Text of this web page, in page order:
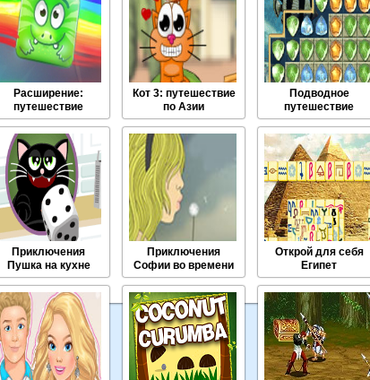
Расширение:
путешествие
Кот 3: путешествие
по Азии
Подводное
путешествие
Приключения
Пушка на кухне
Приключения
Софии во времени
Открой для себя
Египет